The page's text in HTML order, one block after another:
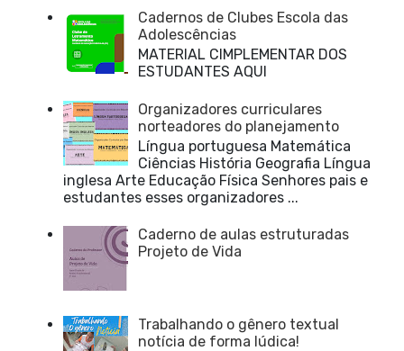
Cadernos de Clubes Escola das
Adolescências
MATERIAL CIMPLEMENTAR DOS
ESTUDANTES AQUI
Organizadores curriculares
norteadores do planejamento
Língua portuguesa Matemática
Ciências História Geografia Língua
inglesa Arte Educação Física Senhores pais e
estudantes esses organizadores ...
Caderno de aulas estruturadas
Projeto de Vida
Trabalhando o gênero textual
notícia de forma lúdica!